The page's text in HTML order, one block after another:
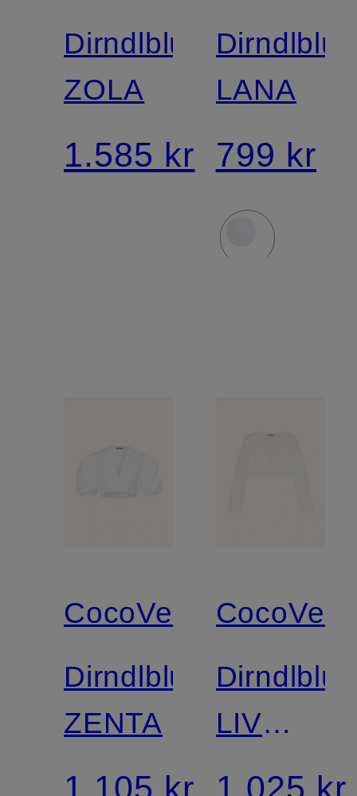
Dirndlbluse
ZOLA
1.585 kr
LANA
799 kr
CocoVero
Dirndlbluse
ZENTA
1.105 kr
CocoVero
LIV
med
1.025 kr